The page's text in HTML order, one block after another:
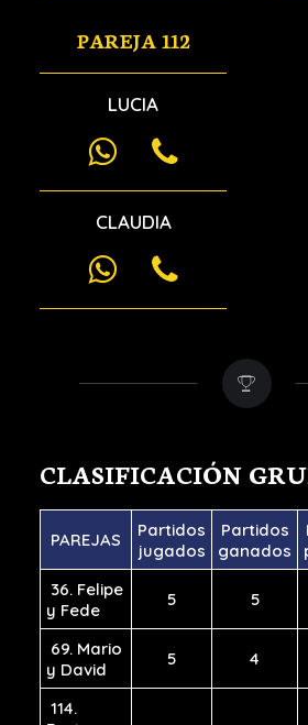
PAREJA 112
LUCIA
CLAUDIA
CLASIFICACIÓN
PAREJAS
Partidos
jugados
Partidos
ganados
36. Felipe
y Fede
5 5
69. Mario
y David
5 4
114.